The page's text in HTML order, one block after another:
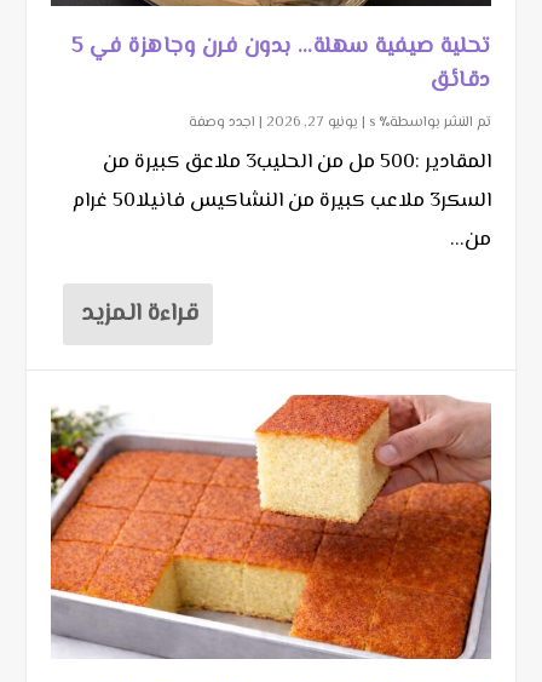
تحلية صيفية سهلة… بدون فرن وجاهزة في 5
دقائق
تم النشر بواسطة٪ s | يونيو 27, 2026 | اجدد وصفة
المقادير :500 مل من الحليب3 ملاعق كبيرة من
السكر3 ملاعب كبيرة من النشاكيس فانيلا50 غرام
من...
قراءة المزيد